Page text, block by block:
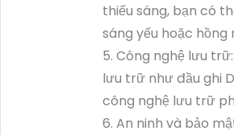
thiếu sáng, bạn có
sáng yếu hoặc
5. Công nghệ lưu
lưu trữ như đầu ghi
công nghệ lưu trữ
6. An ninh và bảo